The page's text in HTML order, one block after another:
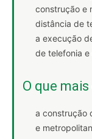
construção e
distância de
a execução
de telefonia
O que
a construção
e